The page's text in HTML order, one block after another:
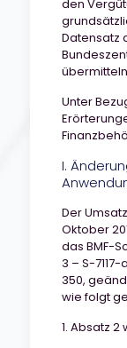
den
Datensatz
Unter
I.
Der
Oktober
das BMF-
3 – S-7117-
350,
wie folgt
1. Absatz